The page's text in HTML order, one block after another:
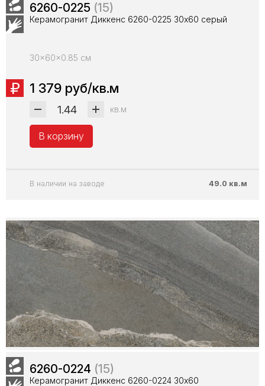
6260-0225 (15)
Керамогранит Диккенс 6260-0225 30х60 серый
30x60x0.85 см
1 379 руб/кв.м
кв.м
В корзину
В наличии на заводе 49.0 кв.м
6260-0224 (15)
Керамогранит Диккенс 6260-0224 30х60